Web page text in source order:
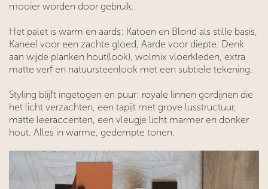
mooier worden door gebruik.
Het palet is warm en aards: Katoen en Blond als stille basis,
Kaneel voor een zachte gloed, Aarde voor diepte. Denk
aan wijde planken hout(look), wolmix vloerkleden, extra
matte verf en natuursteenlook met een subtiele tekening.
Styling blijft ingetogen en puur: royale linnen gordijnen die
het licht verzachten, een tapijt met grove lusstructuur,
matte leeraccenten, een vleugje licht marmer en donker
hout. Alles in warme, gedempte tonen.